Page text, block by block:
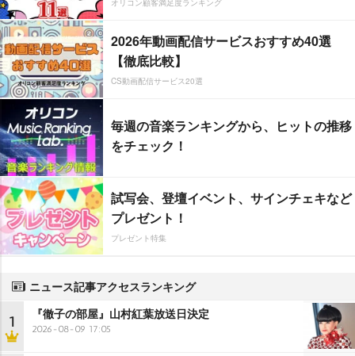
2026年動画配信サービスおすすめ40選
【徹底比較】
CS動画配信サービス20選
毎週の音楽ランキングから、ヒットの推移
をチェック！
試写会、登壇イベント、サインチェキなど
プレゼント！
プレゼント特集
ニュース記事アクセスランキング
1 『徹子の部屋』山村紅葉放送日決定
2026-08-09 17:05